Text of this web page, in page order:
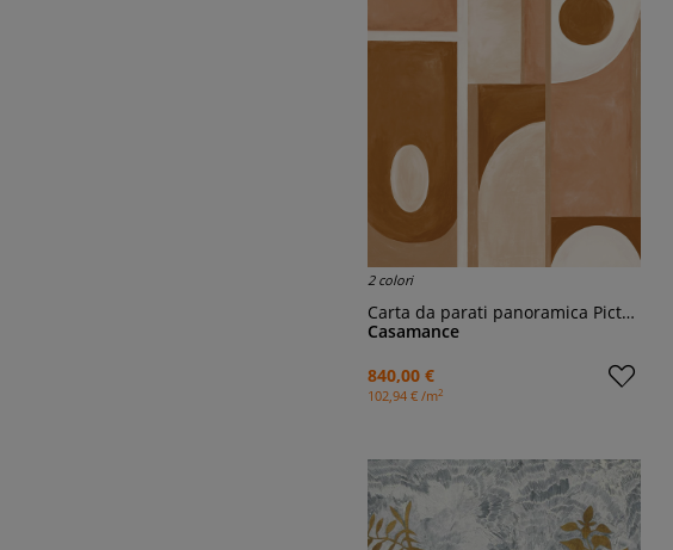
2 colori
Carta da parati panoramica Pictura
Casamance
840,00 €
102,94 € /m2